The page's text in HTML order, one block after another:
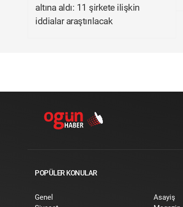
altına aldı: 11 şirkete ilişkin
iddialar araştırılacak
POPÜLER KONULAR
Genel
Asayiş